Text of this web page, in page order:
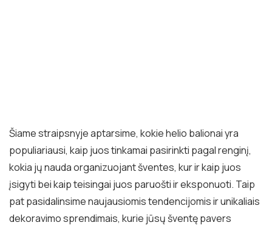
Šiame straipsnyje aptarsime, kokie helio balionai yra
populiariausi, kaip juos tinkamai pasirinkti pagal renginį,
kokia jų nauda organizuojant šventes, kur ir kaip juos
įsigyti bei kaip teisingai juos paruošti ir eksponuoti. Taip
pat pasidalinsime naujausiomis tendencijomis ir unikaliais
dekoravimo sprendimais, kurie jūsų šventę pavers